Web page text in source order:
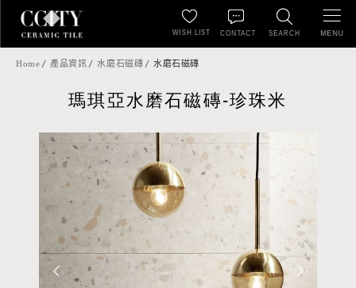
SEARCH
WISH LIST CONTACT MENU
Home 產品資訊 水磨石磁磚 水磨石磁磚
瑪琪亞水磨石磁磚-珍珠米